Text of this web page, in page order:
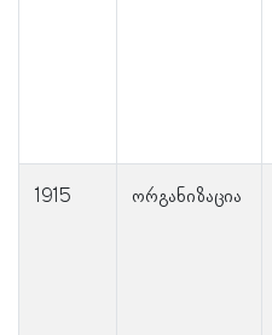
1915 ორგანიზაცია